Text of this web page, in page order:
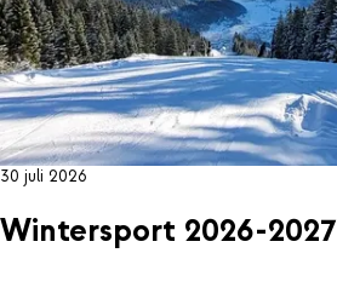
30 juli 2026
Wintersport 2026-2027